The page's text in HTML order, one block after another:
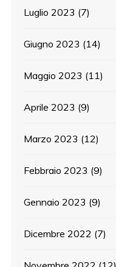
Luglio 2023 (7)
Giugno 2023 (14)
Maggio 2023 (11)
Aprile 2023 (9)
Marzo 2023 (12)
Febbraio 2023 (9)
Gennaio 2023 (9)
Dicembre 2022 (7)